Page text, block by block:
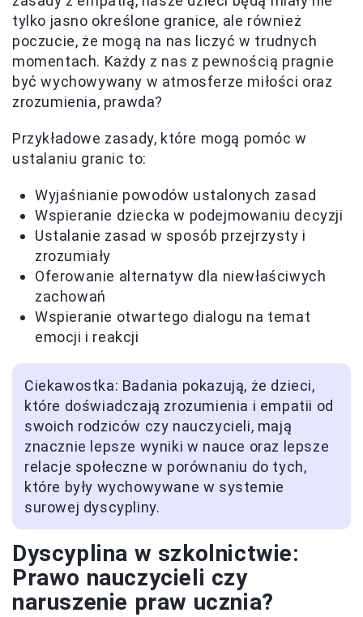
tylko jasno określone granice, ale również
poczucie, że mogą na nas liczyć w trudnych
momentach. Każdy z nas z pewnością pragnie
być wychowywany w atmosferze miłości oraz
zrozumienia, prawda?
Przykładowe zasady, które mogą pomóc w
ustalaniu granic to:
Wyjaśnianie powodów ustalonych zasad
Wspieranie dziecka w podejmowaniu decyzji
Ustalanie zasad w sposób przejrzysty i
zrozumiały
Oferowanie alternatyw dla niewłaściwych
zachowań
Wspieranie otwartego dialogu na temat
emocji i reakcji
Ciekawostka: Badania pokazują, że dzieci,
które doświadczają zrozumienia i empatii od
swoich rodziców czy nauczycieli, mają
znacznie lepsze wyniki w nauce oraz lepsze
relacje społeczne w porównaniu do tych,
które były wychowywane w systemie
surowej dyscypliny.
Dyscyplina w szkolnictwie:
Prawo nauczycieli czy
naruszenie praw ucznia?